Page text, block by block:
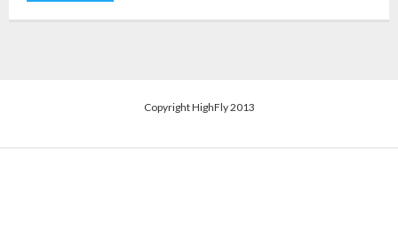
Copyright HighFly 2013